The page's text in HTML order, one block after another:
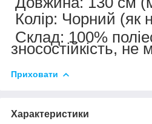
Колір: Чорний (як
Склад: 100%
зносостійкість, не
Приховати
Характеристики